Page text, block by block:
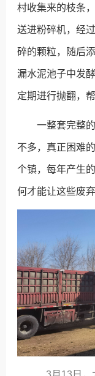
村收集来的枝条
送进粉碎机，经
碎的颗粒，随后
漏水泥池子中发
定期进行抛翻，
一整套完整
不多，真正困难
个镇，每年产生
何才能让这些废